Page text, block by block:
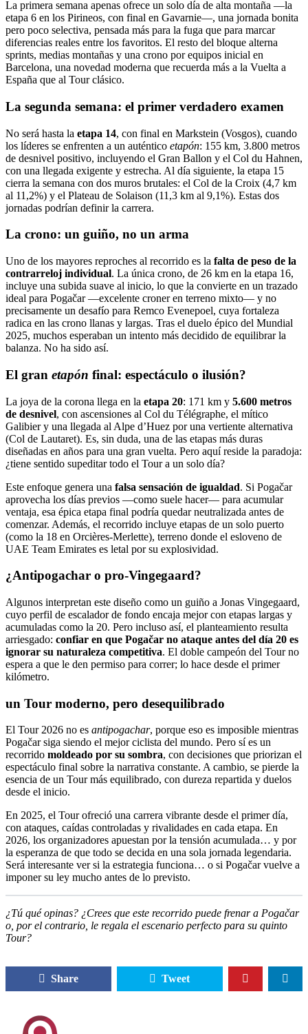
La primera semana apenas ofrece un solo día de alta montaña —la
etapa 6 en los Pirineos, con final en Gavarnie—, una jornada bonita
pero poco selectiva, pensada más para la fuga que para marcar
diferencias reales entre los favoritos. El resto del bloque alterna
sprints, medias montañas y una crono por equipos inicial en
Barcelona, una novedad moderna que recuerda más a la Vuelta a
España que al Tour clásico.
La segunda semana: el primer verdadero examen
No será hasta la etapa 14, con final en Markstein (Vosgos), cuando
los líderes se enfrenten a un auténtico etapón: 155 km, 3.800 metros
de desnivel positivo, incluyendo el Gran Ballon y el Col du Hahnen,
con una llegada exigente y estrecha. Al día siguiente, la etapa 15
cierra la semana con dos muros brutales: el Col de la Croix (4,7 km
al 11,2%) y el Plateau de Solaison (11,3 km al 9,1%). Estas dos
jornadas podrían definir la carrera.
La crono: un guiño, no un arma
Uno de los mayores reproches al recorrido es la falta de peso de la
contrarreloj individual. La única crono, de 26 km en la etapa 16,
incluye una subida suave al inicio, lo que la convierte en un trazado
ideal para Pogačar —excelente croner en terreno mixto— y no
precisamente un desafío para Remco Evenepoel, cuya fortaleza
radica en las crono llanas y largas. Tras el duelo épico del Mundial
2025, muchos esperaban un intento más decidido de equilibrar la
balanza. No ha sido así.
El gran etapón final: espectáculo o ilusión?
La joya de la corona llega en la etapa 20: 171 km y 5.600 metros
de desnivel, con ascensiones al Col du Télégraphe, el mítico
Galibier y una llegada al Alpe d’Huez por una vertiente alternativa
(Col de Lautaret). Es, sin duda, una de las etapas más duras
diseñadas en años para una gran vuelta. Pero aquí reside la paradoja:
¿tiene sentido supeditar todo el Tour a un solo día?
Este enfoque genera una falsa sensación de igualdad. Si Pogačar
aprovecha los días previos —como suele hacer— para acumular
ventaja, esa épica etapa final podría quedar neutralizada antes de
comenzar. Además, el recorrido incluye etapas de un solo puerto
(como la 18 en Orcières-Merlette), terreno donde el esloveno de
UAE Team Emirates es letal por su explosividad.
¿Antipogachar o pro-Vingegaard?
Algunos interpretan este diseño como un guiño a Jonas Vingegaard,
cuyo perfil de escalador de fondo encaja mejor con etapas largas y
acumuladas como la 20. Pero incluso así, el planteamiento resulta
arriesgado: confiar en que Pogačar no ataque antes del día 20 es
ignorar su naturaleza competitiva. El doble campeón del Tour no
espera a que le den permiso para correr; lo hace desde el primer
kilómetro.
un Tour moderno, pero desequilibrado
El Tour 2026 no es antipogachar, porque eso es imposible mientras
Pogačar siga siendo el mejor ciclista del mundo. Pero sí es un
recorrido moldeado por su sombra, con decisiones que priorizan el
espectáculo final sobre la narrativa constante. A cambio, se pierde la
esencia de un Tour más equilibrado, con dureza repartida y duelos
desde el inicio.
En 2025, el Tour ofreció una carrera vibrante desde el primer día,
con ataques, caídas controladas y rivalidades en cada etapa. En
2026, los organizadores apuestan por la tensión acumulada… y por
la esperanza de que todo se decida en una sola jornada legendaria.
Será interesante ver si la estrategia funciona… o si Pogačar vuelve a
imponer su ley mucho antes de lo previsto.
¿Tú qué opinas? ¿Crees que este recorrido puede frenar a Pogačar
o, por el contrario, le regala el escenario perfecto para su quinto
Tour?
Share Tweet